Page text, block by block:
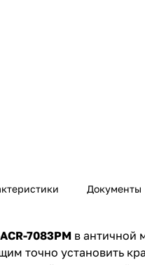
Документы
7083PM в античной
точно установить